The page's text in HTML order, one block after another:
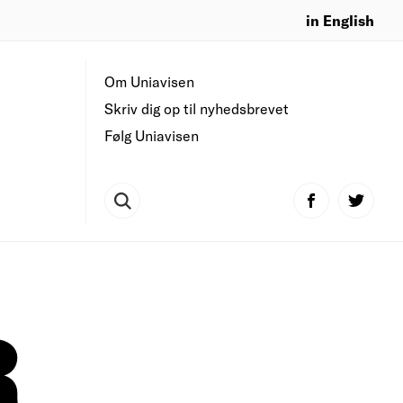
in English
Om Uniavisen
Skriv dig op til nyhedsbrevet
Følg Uniavisen